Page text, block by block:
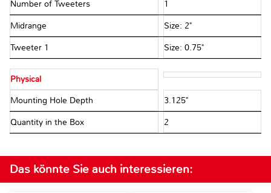
Number of Tweeters 1
Midrange Size: 2"
Tweeter 1 Size: 0.75"
Physical
Mounting Hole Depth 3.125"
Quantity in the Box 2
Das könnte Sie auch interessieren: